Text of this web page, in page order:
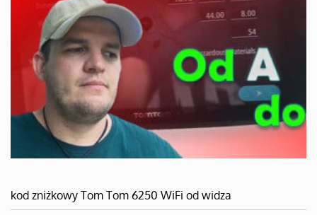
kod zniżkowy Tom Tom 6250 WiFi od widza